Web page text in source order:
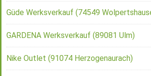
Güde Werksverkauf (74549
GARDENA Werksverkauf (89081 Ulm)
Nike Outlet (91074 Herzogenaurach)